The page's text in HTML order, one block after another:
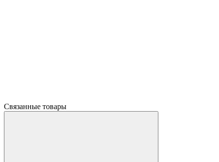
Связанные товары